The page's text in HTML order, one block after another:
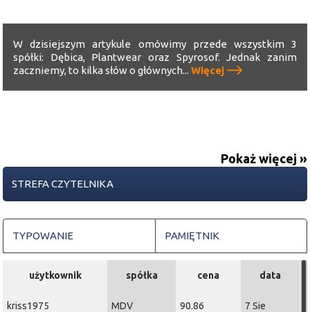
W dzisiejszym artykule omówimy przede wszystkim 3
spółki: Dębica, Plantwear oraz Spyrosof. Jednak zanim
zaczniemy, to kilka słów o głównych...Więcej
Pokaż więcej »
STREFA CZYTELNIKA
TYPOWANIE PAMIĘTNIK
użytkownik spółka cena data
kriss1975 MDV 90.86 7 Sie